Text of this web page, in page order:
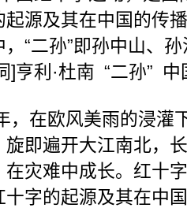
起源及其在中国的传
，“二孙”即孙中山、
利·杜南 “二孙” 中
在欧风美雨的浸灌下
旋即遍开大江南北
在灾难中成长。红十
十字的起源及其在中